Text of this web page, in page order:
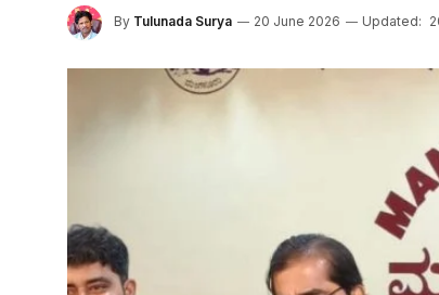
By Tulunada Surya 20 June 2026 Updated: